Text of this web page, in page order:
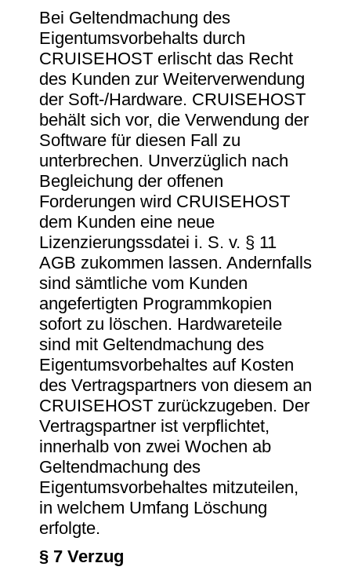
Bei Geltendmachung des
Eigentumsvorbehalts durch
CRUISEHOST erlischt das Recht
des Kunden zur Weiterverwendung
der Soft-/Hardware. CRUISEHOST
behält sich vor, die Verwendung der
Software für diesen Fall zu
unterbrechen. Unverzüglich nach
Begleichung der offenen
Forderungen wird CRUISEHOST
dem Kunden eine neue
Lizenzierungssdatei i. S. v. § 11
AGB zukommen lassen. Andernfalls
sind sämtliche vom Kunden
angefertigten Programmkopien
sofort zu löschen. Hardwareteile
sind mit Geltendmachung des
Eigentumsvorbehaltes auf Kosten
des Vertragspartners von diesem an
CRUISEHOST zurückzugeben. Der
Vertragspartner ist verpflichtet,
innerhalb von zwei Wochen ab
Geltendmachung des
Eigentumsvorbehaltes mitzuteilen,
in welchem Umfang Löschung
erfolgte.
§ 7 Verzug